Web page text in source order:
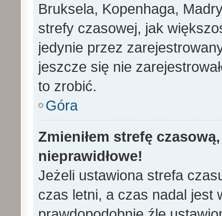
Bruksela, Kopenhaga,
strefy czasowej, jak
jedynie przez
jeszcze się nie
to zrobić.
Góra
Zmieniłem strefę
nieprawidłowe!
Jeżeli ustawiona strefa
czas letni, a czas nadal jest